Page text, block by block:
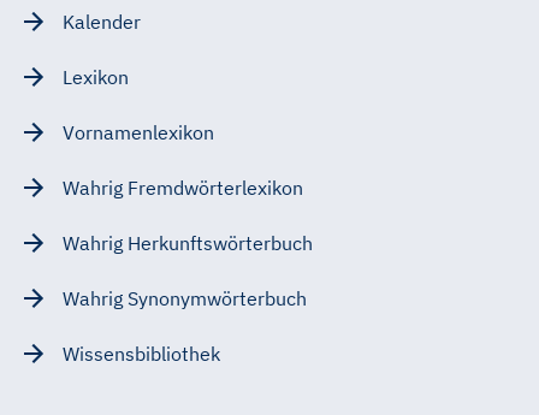
Kalender
Lexikon
Vornamenlexikon
Wahrig Fremdwörterlexikon
Wahrig Herkunftswörterbuch
Wahrig Synonymwörterbuch
Wissensbibliothek